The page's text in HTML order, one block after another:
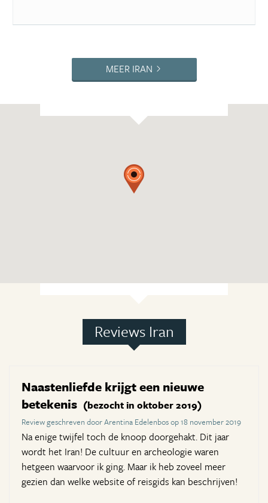
MEER IRAN
Reviews Iran
Naastenliefde krijgt een nieuwe
betekenis (bezocht in oktober 2019)
Review geschreven door Arentina Edelenbos op 18 november 2019
Na enige twijfel toch de knoop doorgehakt. Dit jaar
wordt het Iran! De cultuur en archeologie waren
hetgeen waarvoor ik ging. Maar ik heb zoveel meer
gezien dan welke website of reisgids kan beschrijven!